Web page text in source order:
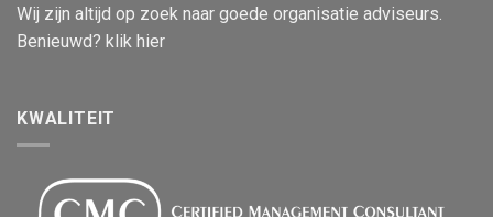
Wij zijn altijd op zoek naar goede organisatie adviseurs.
Benieuwd? klik hier
KWALITEIT